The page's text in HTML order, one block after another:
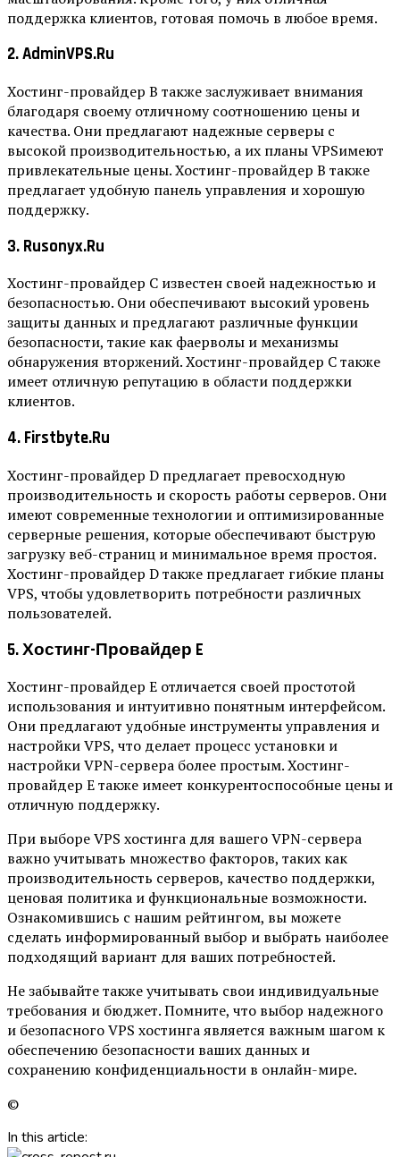
поддержка клиентов, готовая помочь в любое время.
2. AdminVPS.ru
Хостинг-провайдер B также заслуживает внимания
благодаря своему отличному соотношению цены и
качества. Они предлагают надежные серверы с
высокой производительностью, а их планы VPSимеют
привлекательные цены. Хостинг-провайдер B также
предлагает удобную панель управления и хорошую
поддержку.
3. Rusonyx.ru
Хостинг-провайдер C известен своей надежностью и
безопасностью. Они обеспечивают высокий уровень
защиты данных и предлагают различные функции
безопасности, такие как фаерволы и механизмы
обнаружения вторжений. Хостинг-провайдер C также
имеет отличную репутацию в области поддержки
клиентов.
4. Firstbyte.ru
Хостинг-провайдер D предлагает превосходную
производительность и скорость работы серверов. Они
имеют современные технологии и оптимизированные
серверные решения, которые обеспечивают быструю
загрузку веб-страниц и минимальное время простоя.
Хостинг-провайдер D также предлагает гибкие планы
VPS, чтобы удовлетворить потребности различных
пользователей.
5. Хостинг-Провайдер E
Хостинг-провайдер E отличается своей простотой
использования и интуитивно понятным интерфейсом.
Они предлагают удобные инструменты управления и
настройки VPS, что делает процесс установки и
настройки VPN-сервера более простым. Хостинг-
провайдер E также имеет конкурентоспособные цены и
отличную поддержку.
При выборе VPS хостинга для вашего VPN-сервера
важно учитывать множество факторов, таких как
производительность серверов, качество поддержки,
ценовая политика и функциональные возможности.
Ознакомившись с нашим рейтингом, вы можете
сделать информированный выбор и выбрать наиболее
подходящий вариант для ваших потребностей.
Не забывайте также учитывать свои индивидуальные
требования и бюджет. Помните, что выбор надежного
и безопасного VPS хостинга является важным шагом к
обеспечению безопасности ваших данных и
сохранению конфиденциальности в онлайн-мире.
©
In this article: